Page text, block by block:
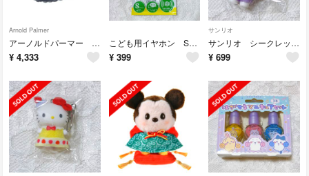
Arnold Palmer
アーノルドパーマー ゴルフシューズ スパイクレス レディース APS-142L
¥ 4,333
こども用イヤホン Sサイズ マイク付き
¥ 399
サンリオ
サンリオ シークレットちびっともシリーズ みずのいきもの クロミ クラゲ
¥ 699